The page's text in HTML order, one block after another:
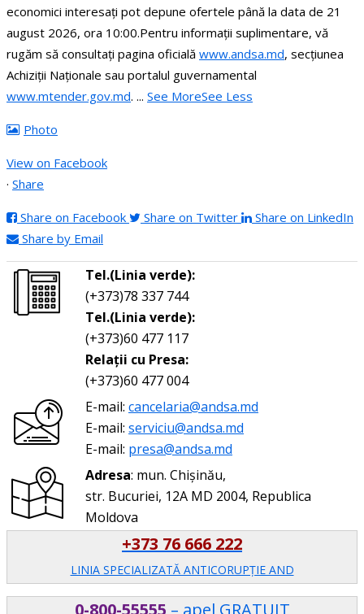
economici interesați pot depune ofertele până la data de 21
august 2026, ora 10:00.Pentru informații suplimentare, vă
rugăm să consultați pagina oficială www.andsa.md, secțiunea
Achiziții Naționale sau portalul guvernamental
www.mtender.gov.md. ... See MoreSee Less
Photo
View on Facebook
· Share
Share on Facebook Share on Twitter
Share on LinkedIn
Share by Email
Tel.(Linia verde):
(+373)78 337 744
Tel.(Linia verde):
(+373)60 477 117
Relații cu Presa:
(+373)60 477 004
E-mail: cancelaria@andsa.md
E-mail: serviciu@andsa.md
E-mail: presa@andsa.md
Adresa: mun. Chișinău,
str. Bucuriei, 12A MD 2004, Republica
Moldova
+373 76 666 222
LINIA SPECIALIZATĂ ANTICORUPŢIE AND